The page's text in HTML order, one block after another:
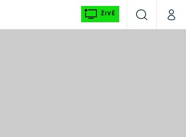
ŽIVĚ
VyhledáváníMůj